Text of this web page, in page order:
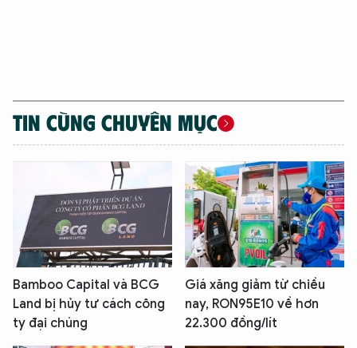
TIN CÙNG CHUYÊN MỤC
Bamboo Capital và BCG
Land bị hủy tư cách công
ty đại chúng
Giá xăng giảm từ chiều
nay, RON95E10 về hơn
22.300 đồng/lít